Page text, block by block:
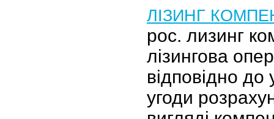
ЛІЗИНГ
рос. лизинг
лізингова
відповідно до
угоди